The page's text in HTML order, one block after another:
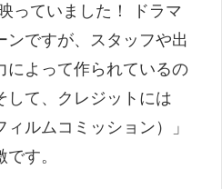
っていました！ ドラマ
ンですが、スタッフや出
によって作られているの
して、クレジットには
ィルムコミッション）」
す。